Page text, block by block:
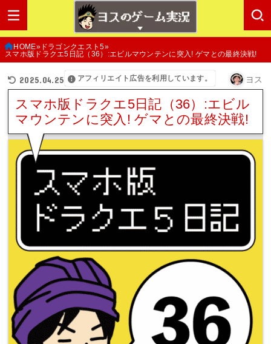
HOME ドラゴンクエスト5
スマホ版ドラクエ5日記（36）:エビルマウンテンに突入! ゲマとの最終決戦!
2025.04.25 アフィリエイト広告を利用しています。 ヨス
スマホ版ドラクエ5日記（36）:エビル
マウンテンに突入! ゲマとの最終決戦!